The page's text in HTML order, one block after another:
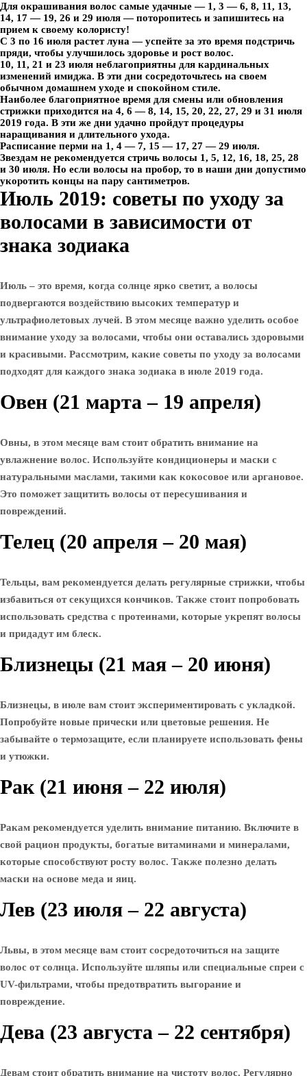
Для окрашивания волос самые удачные — 1, 3 — 6, 8, 11, 13,
14, 17 — 19, 26 и 29 июля — поторопитесь и запишитесь на
прием к своему колористу!
С 3 по 16 июля растет луна — успейте за это время подстричь
пряди, чтобы улучшилось здоровье и рост волос.
10, 11, 21 и 23 июля неблагоприятны для кардинальных
изменений имиджа. В эти дни сосредоточьтесь на своем
обычном домашнем уходе и спокойном стиле.
Наиболее благоприятное время для смены или обновления
стрижки приходится на 4, 6 — 8, 14, 15, 20, 22, 27, 29 и 31 июля
2019 года. В эти же дни удачно пройдут процедуры
наращивания и длительного ухода.
Расписание перми на 1, 4 — 7, 15 — 17, 27 — 29 июля.
Звездам не рекомендуется стричь волосы 1, 5, 12, 16, 18, 25, 28
и 30 июля. Но если волосы на пробор, то в наши дни допустимо
укоротить концы на пару сантиметров.
Июль 2019: советы по уходу за
волосами в зависимости от
знака зодиака
Июль – это время, когда солнце ярко светит, а волосы
подвергаются воздействию высоких температур и
ультрафиолетовых лучей. В этом месяце важно уделить особое
внимание уходу за волосами, чтобы они оставались здоровыми
и красивыми. Рассмотрим, какие советы по уходу за волосами
подходят для каждого знака зодиака в июле 2019 года.
Овен (21 марта – 19 апреля)
Овны, в этом месяце вам стоит обратить внимание на
увлажнение волос. Используйте кондиционеры и маски с
натуральными маслами, такими как кокосовое или аргановое.
Это поможет защитить волосы от пересушивания и
повреждений.
Телец (20 апреля – 20 мая)
Тельцы, вам рекомендуется делать регулярные стрижки, чтобы
избавиться от секущихся кончиков. Также стоит попробовать
использовать средства с протеинами, которые укрепят волосы
и придадут им блеск.
Близнецы (21 мая – 20 июня)
Близнецы, в июле вам стоит экспериментировать с укладкой.
Попробуйте новые прически или цветовые решения. Не
забывайте о термозащите, если планируете использовать фены
и утюжки.
Рак (21 июня – 22 июля)
Ракам рекомендуется уделить внимание питанию. Включите в
свой рацион продукты, богатые витаминами и минералами,
которые способствуют росту волос. Также полезно делать
маски на основе меда и яиц.
Лев (23 июля – 22 августа)
Львы, в этом месяце вам стоит сосредоточиться на защите
волос от солнца. Используйте шляпы или специальные спреи с
UV-фильтрами, чтобы предотвратить выгорание и
повреждение.
Дева (23 августа – 22 сентября)
Девам стоит обратить внимание на чистоту волос. Регулярно